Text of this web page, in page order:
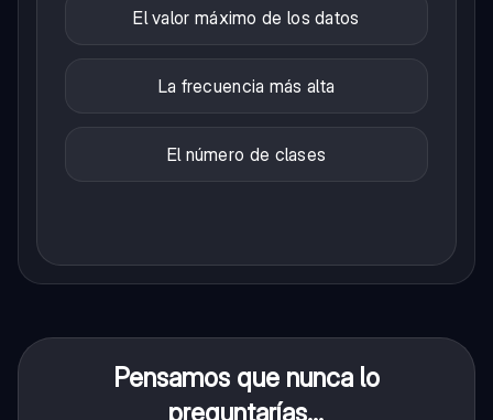
El valor máximo de los datos
La frecuencia más alta
El número de clases
Pensamos que nunca lo
preguntarías...